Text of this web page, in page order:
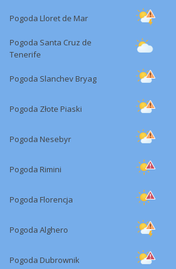
Pogoda Lloret de Mar
Pogoda Santa Cruz de
Tenerife
Pogoda Slanchev Bryag
Pogoda Złote Piaski
Pogoda Nesebyr
Pogoda Rimini
Pogoda Florencja
Pogoda Alghero
Pogoda Dubrownik